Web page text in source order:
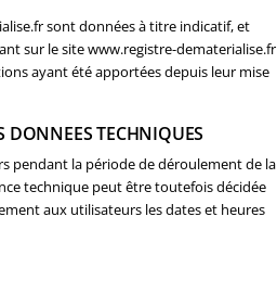
sont données à titre indicatif, et
sur le site www.registre-dematerialise.fr
ayant été apportées depuis leur mise
DONNEES TECHNIQUES
pendant la période de déroulement de la
technique peut être toutefois décidée
aux utilisateurs les dates et heures